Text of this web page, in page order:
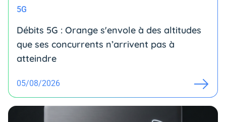
5G
Débits 5G : Orange s'envole à des altitudes
que ses concurrents n’arrivent pas à
atteindre
05/08/2026